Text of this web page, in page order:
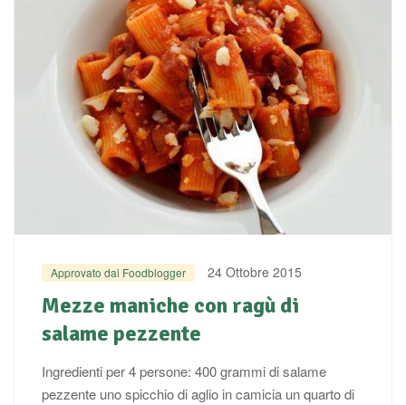
Approvato dai Foodblogger 24 Ottobre 2015
Mezze maniche con ragù di
salame pezzente
Ingredienti per 4 persone: 400 grammi di salame
pezzente uno spicchio di aglio in camicia un quarto di